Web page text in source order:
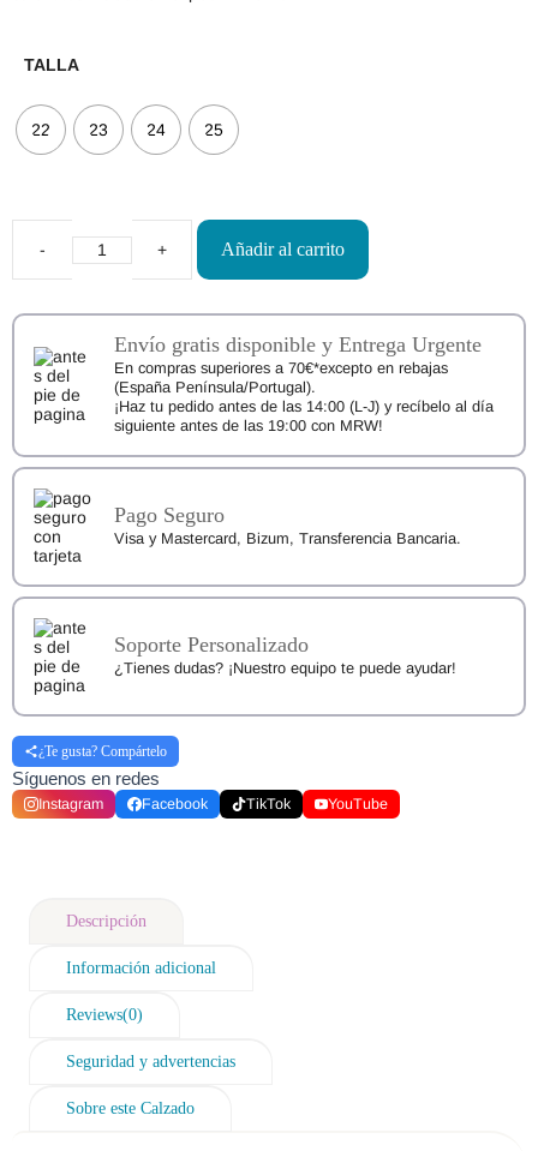
TALLA
22 23 24 25
Dodo
Shoes
Plantilla
de
Lana
cantidad
Añadir al carrito
Envío gratis disponible y Entrega Urgente
En compras superiores a 70€*excepto en rebajas
(España Península/Portugal).
¡Haz tu pedido antes de las 14:00 (L-J) y recíbelo al día
siguiente antes de las 19:00 con MRW!
Pago Seguro
Visa y Mastercard, Bizum, Transferencia Bancaria.
Soporte Personalizado
¿Tienes dudas? ¡Nuestro equipo te puede ayudar!
¿Te gusta? Compártelo
Síguenos en redes
Instagram Facebook TikTok YouTube
Descripción
Información adicional
Reviews(0)
Seguridad y advertencias
Sobre este Calzado